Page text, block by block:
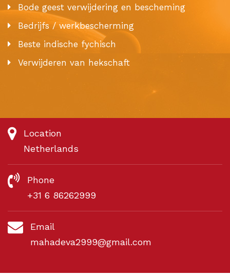
Bode geest verwijdering en bescheming
Bedrijfs / werkbescherming
Beste indische fychisch
Verwijderen van hekschaft
Location
Netherlands
Phone
+31 6 86262999
Email
mahadeva2999@gmail.com